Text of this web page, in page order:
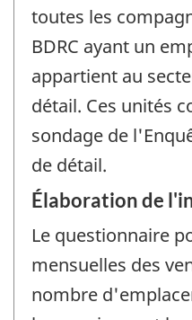
toutes les
BDRC ayant un
appartient au
détail. Ces unités
sondage de
de détail.
Élaboration de
Le questionnaire
mensuelles des
nombre